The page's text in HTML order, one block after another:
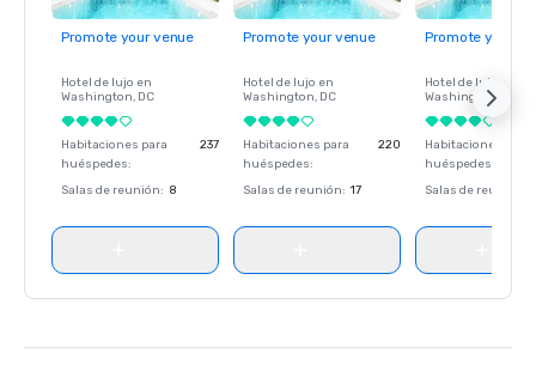
Promote your venue
Hotel de lujo en
Washington, DC
Habitaciones para
huéspedes:
237
Salas de reunión: 8
Promote your venue
Hotel de lujo en
Washington, DC
Habitaciones para
huéspedes:
220
Salas de reunión: 17
Promote your
Hotel de lujo en
Washington
Habitaciones para
huéspedes
Salas de reunión